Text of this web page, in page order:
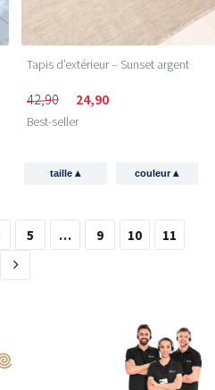
Tapis d’extérieur – Sunset argent
42,90 24,90
Best-seller
taille▴ couleur▴
5 … 9 10 11